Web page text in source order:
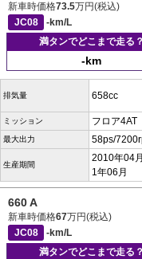
新車時価格73.5万円(税込)
JC08
-km/L
満タンでどこまで走る？
-km
排気量 658cc
ミッション フロア4AT
最大出力 58ps/
生産期間
2010年04
1年06月
660 A
新車時価格67万円(税込)
JC08
-km/L
満タンでどこまで走る？